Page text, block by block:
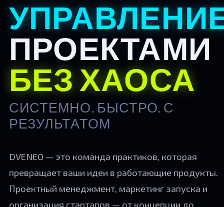
ПРОЕКТАМИ
БЕЗ ХАОСА
СИСТЕМНО. БЫСТРО. С
РЕЗУЛЬТАТОМ
DVENEO — это команда практиков, которая
превращает ваши идеи в работающие продукты.
Проектный менеджмент, маркетинг запуска и
организация стартапов — от концепции до